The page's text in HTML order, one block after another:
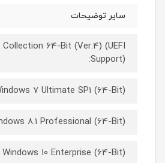
سایر توضیحات
Collection 64-Bit (Ver.4) (UEFI
Support):
7 Ultimate SP1 (64-Bit)
8.1 Professional (64-Bit)
Windows 10 Enterprise (64-Bit)